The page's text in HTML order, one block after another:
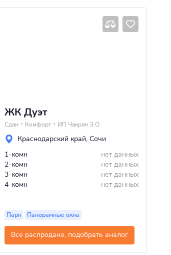
ЖК Дуэт
Сдан Комфорт ИП Чакрян Э.О.
Краснодарский край, Сочи
1-комн
нет данных
2-комн
нет данных
3-комн
нет данных
4-комн
нет данных
Парк Панорамные окна
Все распродано, подобрать аналог